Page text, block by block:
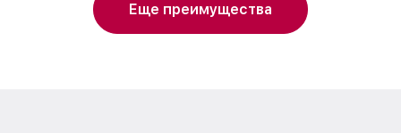
Еще преимущества